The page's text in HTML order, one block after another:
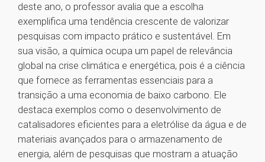
deste ano, o professor avalia que a escolha
exemplifica uma tendência crescente de valorizar
pesquisas com impacto prático e sustentável. Em
sua visão, a química ocupa um papel de relevância
global na crise climática e energética, pois é a ciência
que fornece as ferramentas essenciais para a
transição a uma economia de baixo carbono. Ele
destaca exemplos como o desenvolvimento de
catalisadores eficientes para a eletrólise da água e de
materiais avançados para o armazenamento de
energia, além de pesquisas que mostram a atuação